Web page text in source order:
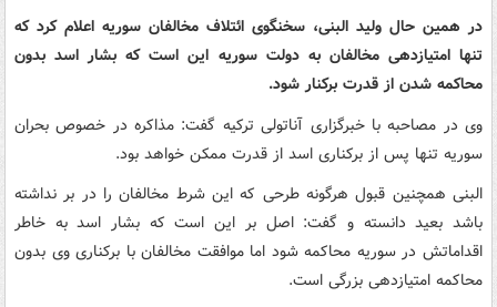
در همین حال ولید البنی، سخنگوی ائتلاف مخالفان سوریه اعلام کرد که
تنها امتیازدهی مخالفان به دولت سوریه این است که بشار اسد بدون
محاکمه شدن از قدرت برکنار شود.
وی در مصاحبه با خبرگزاری آناتولی ترکیه گفت: مذاکره در خصوص بحران
سوریه تنها پس از برکناری اسد از قدرت ممکن خواهد بود.
البنی همچنین قبول هرگونه طرحی که این شرط مخالفان را در بر نداشته
باشد بعید دانسته و گفت: اصل بر این است که بشار اسد به خاطر
اقداماتش در سوریه محاکمه شود اما موافقت مخالفان با برکناری وی بدون
محاکمه امتیازدهی بزرگی است.